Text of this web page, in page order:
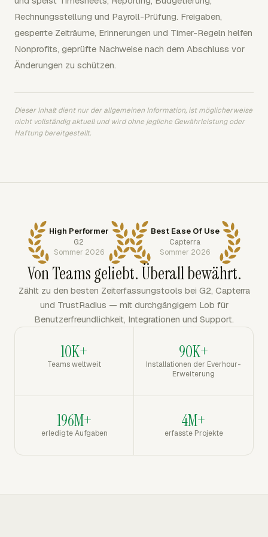
Rechnungsstellung und Payroll-Prüfung. Freigaben,
gesperrte Zeiträume, Erinnerungen und Timer-Regeln helfen
Nonprofits, geprüfte Nachweise nach dem Abschluss vor
Änderungen zu schützen.
Dieser Inhalt dient nur der allgemeinen Information, ist möglicherweise
nicht vollständig aktuell und wird ohne jegliche Gewährleistung oder
Haftung bereitgestellt.
High Performer
G2
Sommer 2026
Best Ease Of Use
Capterra
Sommer 2026
Von Teams geliebt. Überall bewährt.
Zählt zu den besten Zeiterfassungstools bei G2, Capterra
und TrustRadius — mit durchgängigem Lob für
Benutzerfreundlichkeit, Integrationen und Support.
10K+
Teams weltweit
90K+
Installationen der Everhour-
Erweiterung
196M+
erledigte Aufgaben
4M+
erfasste Projekte